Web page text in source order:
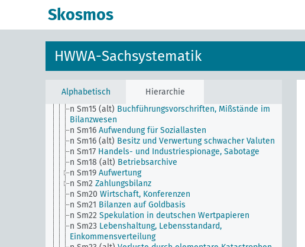
Skosmos
HWWA-Sachsystematik
Alphabetisch Hierarchie
beeinflussende Großunternehmen
Absatzsteigerungsmethoden, Allgemein
Rohstoffversorgung
n Sm14 (alt)
Wucher- und Schiebertum
n Sm15
n Sm15 (alt) Buchführungsvorschriften, Mißstände im
Bilanzwesen
n Sm16 Aufwendung für Soziallasten
n Sm16 (alt) Besitz und Verwertung schwacher Valuten
n Sm17 Handels- und Industriespionage, Sabotage
n Sm18 (alt) Betriebsarchive
n Sm19 Aufwertung
n Sm2 Zahlungsbilanz
n Sm20 Wirtschaft, Konferenzen
n Sm21 Bilanzen auf Goldbasis
n Sm22 Spekulation in deutschen Wertpapieren
n Sm23 Lebenshaltung, Lebensstandard,
Einkommensverteilung